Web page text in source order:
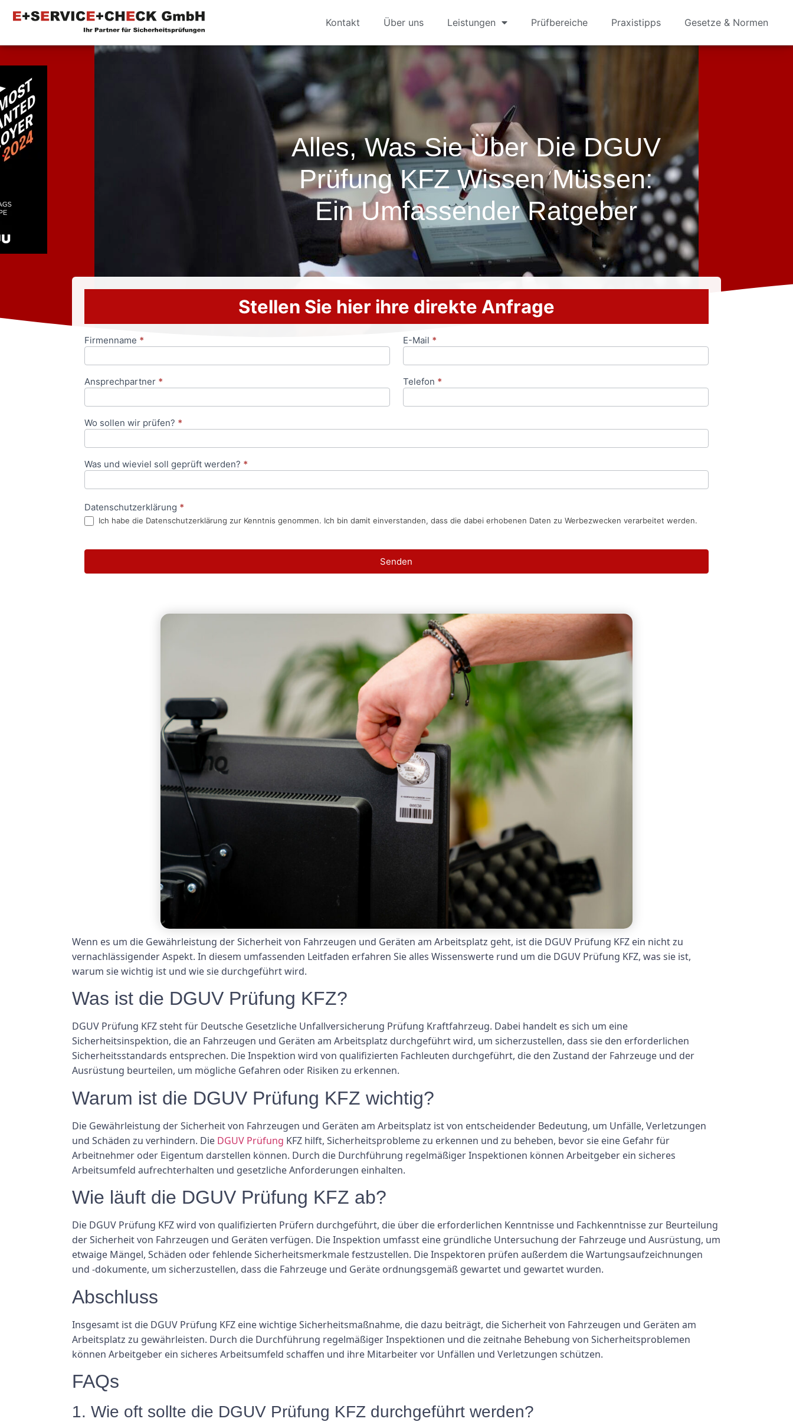
Kontakt Über uns Leistungen Prüfbereiche Praxistipps Gesetze & Normen
Alles, Was Sie Über Die DGUV
Prüfung KFZ Wissen Müssen:
Ein Umfassender Ratgeber
Stellen Sie hier ihre direkte Anfrage
Anfrageformular
Firmenname * E-Mail *
Ansprechpartner * Telefon *
Wo sollen wir prüfen? *
Was und wieviel soll geprüft werden? *
Datenschutzerklärung *
Ich habe die Datenschutzerklärung zur Kenntnis genommen. Ich bin damit einverstanden, dass die dabei erhobenen Daten zu Werbezwecken verarbeitet werden.
Senden
Wenn es um die Gewährleistung der Sicherheit von Fahrzeugen und Geräten am Arbeitsplatz geht, ist die DGUV Prüfung KFZ ein nicht zu
vernachlässigender Aspekt. In diesem umfassenden Leitfaden erfahren Sie alles Wissenswerte rund um die DGUV Prüfung KFZ, was sie ist,
warum sie wichtig ist und wie sie durchgeführt wird.
Was ist die DGUV Prüfung KFZ?
DGUV Prüfung KFZ steht für Deutsche Gesetzliche Unfallversicherung Prüfung Kraftfahrzeug. Dabei handelt es sich um eine
Sicherheitsinspektion, die an Fahrzeugen und Geräten am Arbeitsplatz durchgeführt wird, um sicherzustellen, dass sie den erforderlichen
Sicherheitsstandards entsprechen. Die Inspektion wird von qualifizierten Fachleuten durchgeführt, die den Zustand der Fahrzeuge und der
Ausrüstung beurteilen, um mögliche Gefahren oder Risiken zu erkennen.
Warum ist die DGUV Prüfung KFZ wichtig?
Die Gewährleistung der Sicherheit von Fahrzeugen und Geräten am Arbeitsplatz ist von entscheidender Bedeutung, um Unfälle, Verletzungen
und Schäden zu verhindern. Die DGUV Prüfung KFZ hilft, Sicherheitsprobleme zu erkennen und zu beheben, bevor sie eine Gefahr für
Arbeitnehmer oder Eigentum darstellen können. Durch die Durchführung regelmäßiger Inspektionen können Arbeitgeber ein sicheres
Arbeitsumfeld aufrechterhalten und gesetzliche Anforderungen einhalten.
Wie läuft die DGUV Prüfung KFZ ab?
Die DGUV Prüfung KFZ wird von qualifizierten Prüfern durchgeführt, die über die erforderlichen Kenntnisse und Fachkenntnisse zur Beurteilung
der Sicherheit von Fahrzeugen und Geräten verfügen. Die Inspektion umfasst eine gründliche Untersuchung der Fahrzeuge und Ausrüstung, um
etwaige Mängel, Schäden oder fehlende Sicherheitsmerkmale festzustellen. Die Inspektoren prüfen außerdem die Wartungsaufzeichnungen
und -dokumente, um sicherzustellen, dass die Fahrzeuge und Geräte ordnungsgemäß gewartet und gewartet wurden.
Abschluss
Insgesamt ist die DGUV Prüfung KFZ eine wichtige Sicherheitsmaßnahme, die dazu beiträgt, die Sicherheit von Fahrzeugen und Geräten am
Arbeitsplatz zu gewährleisten. Durch die Durchführung regelmäßiger Inspektionen und die zeitnahe Behebung von Sicherheitsproblemen
können Arbeitgeber ein sicheres Arbeitsumfeld schaffen und ihre Mitarbeiter vor Unfällen und Verletzungen schützen.
FAQs
1. Wie oft sollte die DGUV Prüfung KFZ durchgeführt werden?